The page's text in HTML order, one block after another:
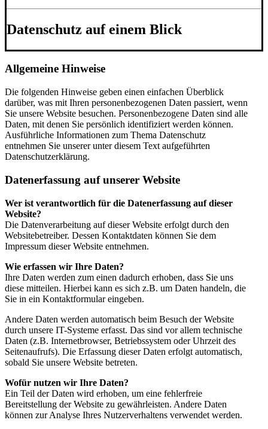
Datenschutz auf einem Blick
Allgemeine Hinweise
Die folgenden Hinweise geben einen einfachen Überblick
darüber, was mit Ihren personenbezogenen Daten passiert, wenn
Sie unsere Website besuchen. Personenbezogene Daten sind alle
Daten, mit denen Sie persönlich identifiziert werden können.
Ausführliche Informationen zum Thema Datenschutz
entnehmen Sie unserer unter diesem Text aufgeführten
Datenschutzerklärung.
Datenerfassung auf unserer Website
Wer ist verantwortlich für die Datenerfassung auf dieser
Website?
Die Datenverarbeitung auf dieser Website erfolgt durch den
Websitebetreiber. Dessen Kontaktdaten können Sie dem
Impressum dieser Website entnehmen.
Wie erfassen wir Ihre Daten?
Ihre Daten werden zum einen dadurch erhoben, dass Sie uns
diese mitteilen. Hierbei kann es sich z.B. um Daten handeln, die
Sie in ein Kontaktformular eingeben.
Andere Daten werden automatisch beim Besuch der Website
durch unsere IT-Systeme erfasst. Das sind vor allem technische
Daten (z.B. Internetbrowser, Betriebssystem oder Uhrzeit des
Seitenaufrufs). Die Erfassung dieser Daten erfolgt automatisch,
sobald Sie unsere Website betreten.
Wofür nutzen wir Ihre Daten?
Ein Teil der Daten wird erhoben, um eine fehlerfreie
Bereitstellung der Website zu gewährleisten. Andere Daten
können zur Analyse Ihres Nutzerverhaltens verwendet werden.